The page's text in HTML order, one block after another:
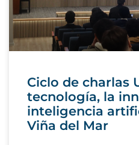
Ciclo de charlas
tecnología, la
inteligencia
Viña del Mar